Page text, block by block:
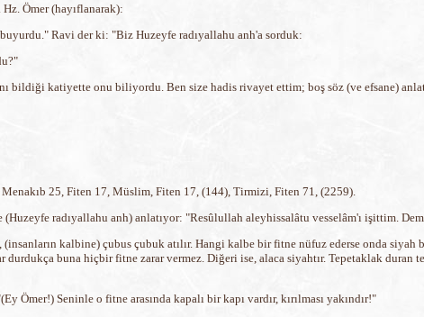
Ömer (hayıflanarak):
Ravi der ki: "Biz Huzeyfe radıyallahu anh'a sorduk:
bildiği katiyette onu biliyordu. Ben size hadis rivayet ettim; boş söz (ve efsane)
25, Fiten 17, Müslim, Fiten 17, (144), Tirmizi, Fiten 71, (2259).
radıyallahu anh) anlatıyor: "Resûlullah aleyhissalâtu vesselâm'ı işittim.
(insanların kalbine) çubus çubuk atılır. Hangi kalbe bir fitne nüfuz ederse onda
durdukça buna hiçbir fitne zarar vermez. Diğeri ise, alaca siyahtır. Tepetaklak
Ömer!) Seninle o fitne arasında kapalı bir kapı vardır, kırılması yakındır!"